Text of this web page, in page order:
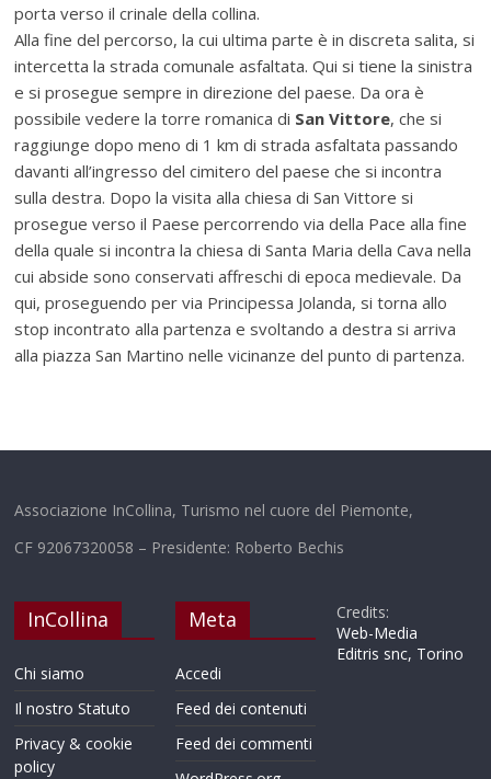
porta verso il crinale della collina.
Alla fine del percorso, la cui ultima parte è in discreta salita, si
intercetta la strada comunale asfaltata. Qui si tiene la sinistra
e si prosegue sempre in direzione del paese. Da ora è
possibile vedere la torre romanica di San Vittore, che si
raggiunge dopo meno di 1 km di strada asfaltata passando
davanti all’ingresso del cimitero del paese che si incontra
sulla destra. Dopo la visita alla chiesa di San Vittore si
prosegue verso il Paese percorrendo via della Pace alla fine
della quale si incontra la chiesa di Santa Maria della Cava nella
cui abside sono conservati affreschi di epoca medievale. Da
qui, proseguendo per via Principessa Jolanda, si torna allo
stop incontrato alla partenza e svoltando a destra si arriva
alla piazza San Martino nelle vicinanze del punto di partenza.
Associazione InCollina, Turismo nel cuore del Piemonte,
CF 92067320058 – Presidente: Roberto Bechis
InCollina
Chi siamo
Il nostro Statuto
Privacy & cookie
policy
Meta
Accedi
Feed dei contenuti
Feed dei commenti
Credits:
Web-Media
Editris snc, Torino